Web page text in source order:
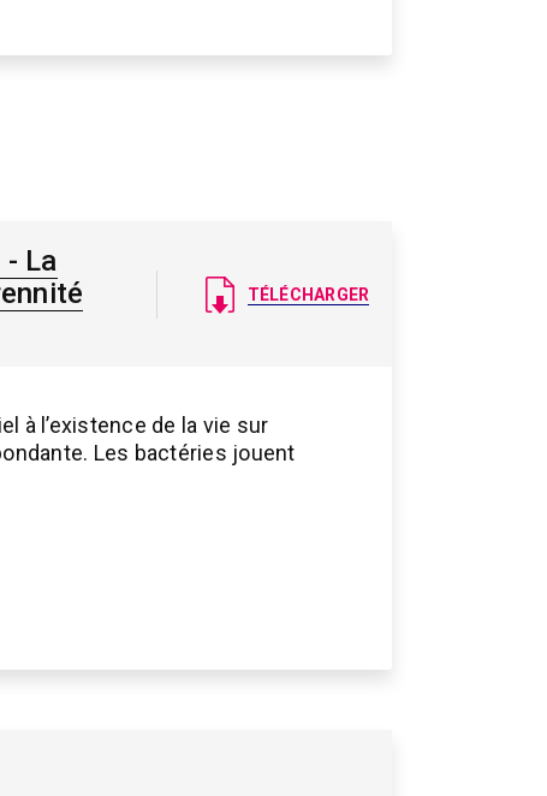
La
Document
TÉLÉCHARGER
à l’existence de la vie sur
Les bactéries jouent